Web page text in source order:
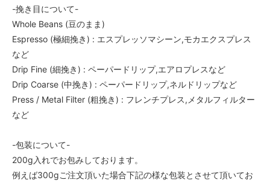
-挽き目について-
Whole Beans (豆のまま)
Espresso (極細挽き) : エスプレッソマシーン,モカエクスプレス
など
Drip Fine (細挽き) : ペーパードリップ,エアロプレスなど
Drip Coarse (中挽き) : ペーパードリップ,ネルドリップなど
Press / Metal Filter (粗挽き) : フレンチプレス,メタルフィルター
など
-包装について-
200g入れでお包みしております。
例えば300gご注文頂いた場合下記の様な包装とさせて頂いてお